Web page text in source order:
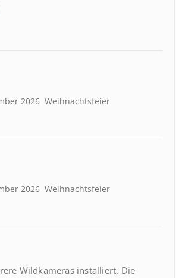
2026 Weihnachtsfeier
2026 Weihnachtsfeier
Wildkameras installiert. Die